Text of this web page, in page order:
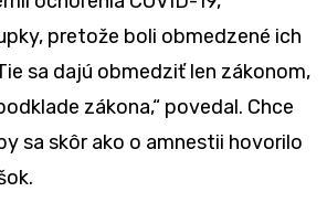
pretože boli obmedzené ich
sa dajú obmedziť len zákonom,
zákona,“ povedal. Chce
sa skôr ako o amnestii hovorilo